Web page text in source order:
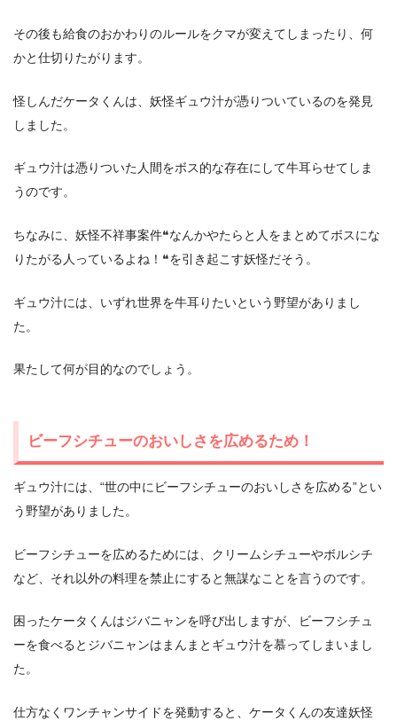
その後も給食のおかわりのルールをクマが変えてしまったり、何
かと仕切りたがります。
怪しんだケータくんは、妖怪ギュウ汁が憑りついているのを発見
しました。
ギュウ汁は憑りついた人間をボス的な存在にして牛耳らせてしま
うのです。
ちなみに、妖怪不祥事案件❝なんかやたらと人をまとめてボスにな
りたがる人っているよね！❝を引き起こす妖怪だそう。
ギュウ汁には、いずれ世界を牛耳りたいという野望がありまし
た。
果たして何が目的なのでしょう。
ビーフシチューのおいしさを広めるため！
ギュウ汁には、“世の中にビーフシチューのおいしさを広める”とい
う野望がありました。
ビーフシチューを広めるためには、クリームシチューやボルシチ
など、それ以外の料理を禁止にすると無謀なことを言うのです。
困ったケータくんはジバニャンを呼び出しますが、ビーフシチュ
ーを食べるとジバニャンはまんまとギュウ汁を慕ってしまいまし
た。
仕方なくワンチャンサイドを発動すると、ケータくんの友達妖怪